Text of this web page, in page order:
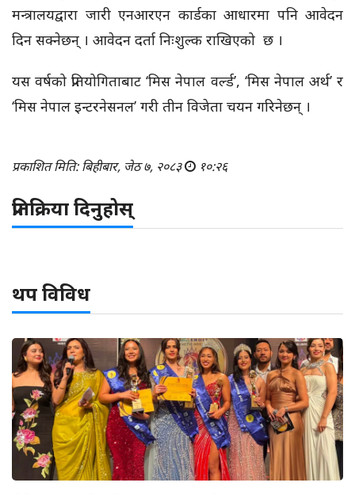
मन्त्रालयद्वारा जारी एनआरएन कार्डका आधारमा पनि आवेदन
दिन सक्नेछन् । आवेदन दर्ता निःशुल्क राखिएको छ ।
यस वर्षको प्रतियोगिताबाट ‘मिस नेपाल वर्ल्ड’, ‘मिस नेपाल अर्थ’ र
‘मिस नेपाल इन्टरनेसनल’ गरी तीन विजेता चयन गरिनेछन् ।
प्रकाशित मिति: बिहीबार, जेठ ७, २०८३ १०:२६
प्रतिक्रिया दिनुहोस्
थप विविध